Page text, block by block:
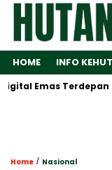
HOME INFO
Emas Terdepan
Home / Nasional